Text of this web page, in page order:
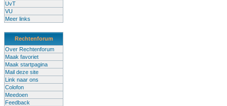
UvT
VU
Meer links
Rechtenforum
Over Rechtenforum
Maak favoriet
Maak startpagina
Mail deze site
Link naar ons
Colofon
Meedoen
Feedback